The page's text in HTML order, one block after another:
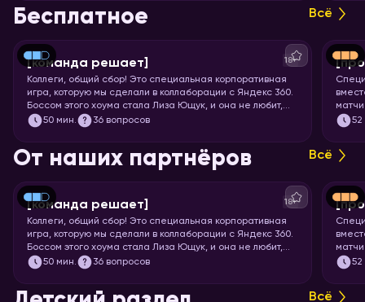
Бесплатное Всё
[команда решает] 18+
Коллеги, общий сбор! Это специальная корпоративная
игра, которую мы сделали в коллаборации с Яндекс 360.
Боссом этого хоума стала Лиза Ющук, и она не любит,
когда вы откладываете задачку в долгий ящик. Так что
тимбилдиться. Вас ждёт 5 раундов вопросов на разные
темы, ответить на которые поможет слаженная работа.
Тот случай, когда команда действительно решает!
50 мин. 36 вопросов 52
От наших партнёров Всё
[команда решает] 18+
Коллеги, общий сбор! Это специальная корпоративная
игра, которую мы сделали в коллаборации с Яндекс 360.
Боссом этого хоума стала Лиза Ющук, и она не любит,
когда вы откладываете задачку в долгий ящик. Так что
тимбилдиться. Вас ждёт 5 раундов вопросов на разные
темы, ответить на которые поможет слаженная работа.
50 мин. 36 вопросов 52
Всё